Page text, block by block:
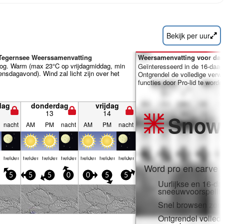
Bekijk per uur
Weerssamenvatting
Warm (max 23°C op vrijdagmiddag, min
Wind zal licht zijn over het
donderdag
13
vrijdag
14
nacht AM PM nacht AM PM nacht
helder helder helder helder helder helder helder
5 5 5 0 0 5 5
Weersamenvatting voor dagen 7-
Geïnteresseerd in de 16-daagse
Ontgrendel de volledige
functies door Pro-lid te worden.
Snow
Word pro en carve uit:
Uurlijkse en 16-daagse
sneeuwvoorspellingen
Snel browsen zonder
Ontgrendel volledige